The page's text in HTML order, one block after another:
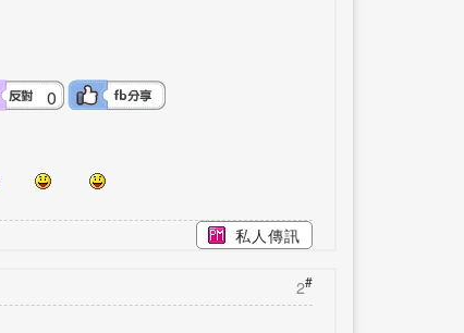
0
私人傳訊
2#